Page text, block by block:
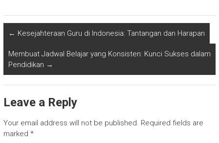
← Kesejahteraan Guru di Indonesia: Tantangan dan Harapan
Membuat Jadwal Belajar yang Konsisten: Kunci Sukses dalam
Pendidikan →
Leave a Reply
Your email address will not be published. Required fields are
marked *